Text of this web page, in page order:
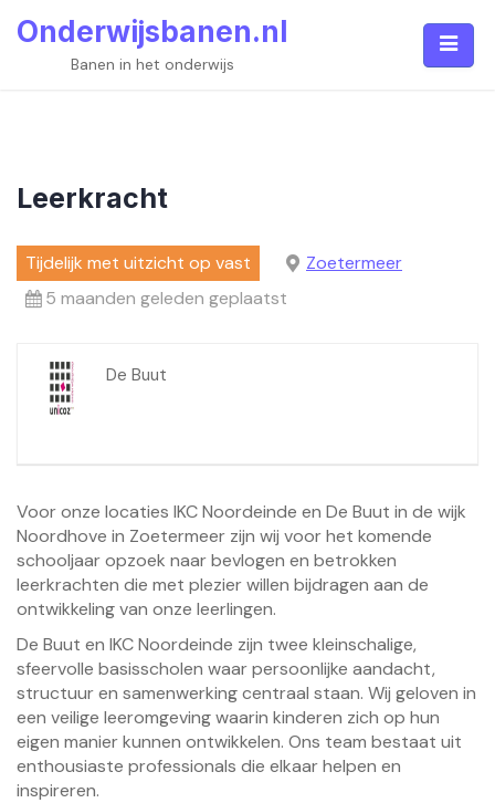
Onderwijsbanen.nl
Banen in het onderwijs
Leerkracht
Tijdelijk met uitzicht op vast
Zoetermeer
5 maanden geleden geplaatst
De Buut
Voor onze locaties IKC Noordeinde en De Buut in de wijk
Noordhove in Zoetermeer zijn wij voor het komende
schooljaar opzoek naar bevlogen en betrokken
leerkrachten die met plezier willen bijdragen aan de
ontwikkeling van onze leerlingen.
De Buut en IKC Noordeinde zijn twee kleinschalige,
sfeervolle basisscholen waar persoonlijke aandacht,
structuur en samenwerking centraal staan. Wij geloven in
een veilige leeromgeving waarin kinderen zich op hun
eigen manier kunnen ontwikkelen. Ons team bestaat uit
enthousiaste professionals die elkaar helpen en
inspireren.